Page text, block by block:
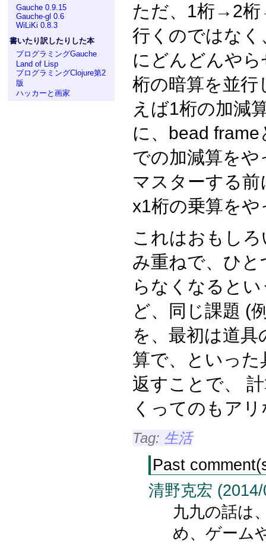
Gauche 0.9.15
Gauche-gl 0.6
WiLiKi 0.8.3
書いたり訳したりした本
プログラミングGauche
Land of Lisp
プログラミングClojure第2
版
ハッカーと画家
ただ、1桁→2
行くのではなく
にどんどんや
桁の暗算を並行
えば1桁の加減
に、bead
での加減算を
マスターする
x1桁の乗算をや
これはおもし
み重ねで、ひ
らなくなると
ど、同じ課題 (
を、最初は道
算で、といった
返すことで、
くってのもア
Tag: 生活
Past
清野克宏
九九の話は
め、ゲーム